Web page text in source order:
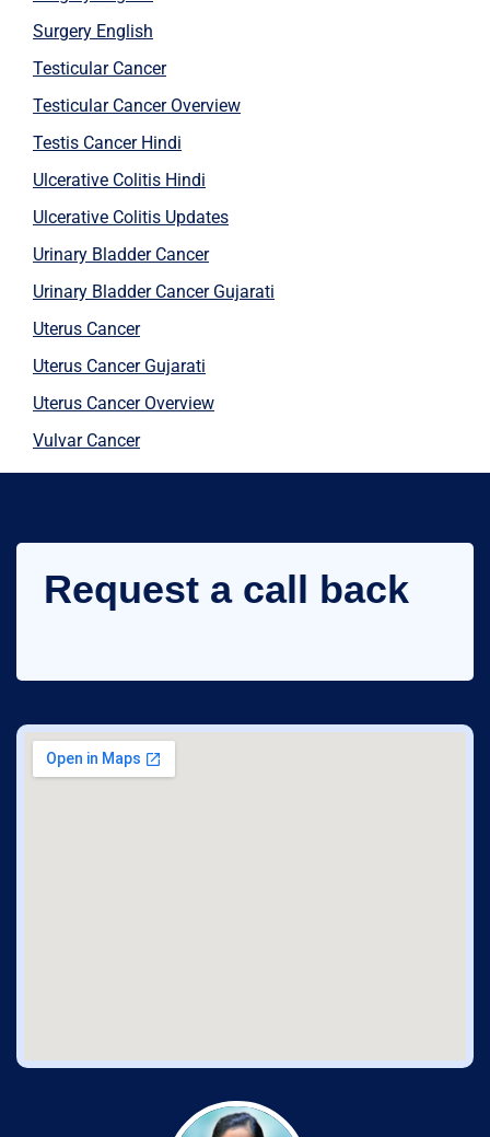
Surgery English
Testicular Cancer
Testicular Cancer Overview
Testis Cancer Hindi
Ulcerative Colitis Hindi
Ulcerative Colitis Updates
Urinary Bladder Cancer
Urinary Bladder Cancer Gujarati
Uterus Cancer
Uterus Cancer Gujarati
Uterus Cancer Overview
Vulvar Cancer
Request a call back